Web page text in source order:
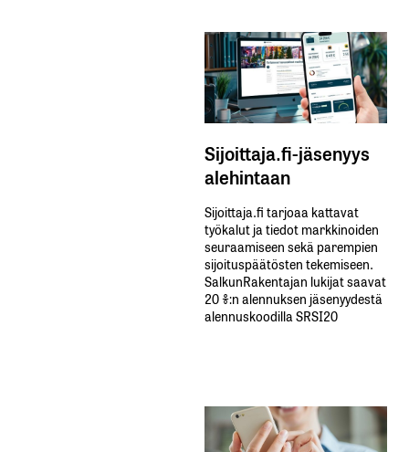
Sijoittaja.fi-jäsenyys
alehintaan
Sijoittaja.fi tarjoaa kattavat
työkalut ja tiedot markkinoiden
seuraamiseen sekä parempien
sijoituspäätösten tekemiseen.
SalkunRakentajan lukijat saavat
20 %:n alennuksen jäsenyydestä
alennuskoodilla SRSI20